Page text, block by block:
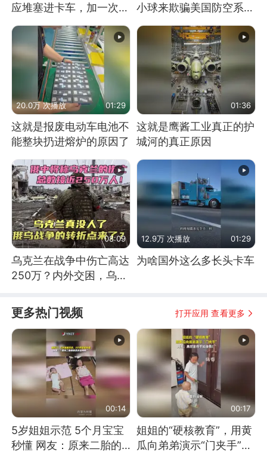
应堆塞进卡车，加一次燃
料能跑几十年
小球来欺骗美国防空系统
的
20.0万 次播放 01:29
这就是报废电动车电池不
能整块扔进熔炉的原因了
01:36
这就是鹰酱工业真正的护
城河的真正原因
08:09
乌克兰在战争中伤亡高达
250万？内外交困，乌克
12.9万 次播放 01:29
为啥国外这么多长头卡车
更多热门视频 打开应用 查看更多
00:14
5岁姐姐示范 5个月宝宝
秒懂 网友：原来二胎的
00:17
姐姐的“硬核教育”，用黄
瓜向弟弟演示“门夹手”，